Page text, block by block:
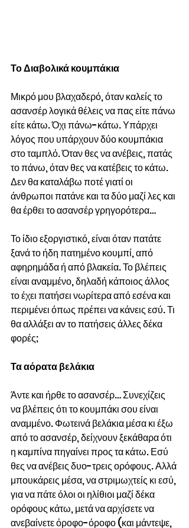
Το Διαβολικά κουμπάκια
Μικρό μου βλαχαδερό, όταν καλείς το
ασανσέρ λογικά θέλεις να πας είτε πάνω
είτε κάτω. Όχι πάνω-κάτω. Υπάρχει
λόγος που υπάρχουν δύο κουμπάκια
στο ταμπλό. Όταν θες να ανέβεις, πατάς
το πάνω, όταν θες να κατέβεις το κάτω.
Δεν θα καταλάβω ποτέ γιατί οι
άνθρωποι πατάνε και τα δύο μαζί λες και
θα έρθει το ασανσέρ γρηγορότερα…
Το ίδιο εξοργιστικό, είναι όταν πατάτε
ξανά το ήδη πατημένο κουμπί, από
αφηρημάδα ή από βλακεία. Το βλέπεις
είναι αναμμένο, δηλαδή κάποιος άλλος
το έχει πατήσει νωρίτερα από εσένα και
περιμένει όπως πρέπει να κάνεις εσύ. Τι
θα αλλάξει αν το πατήσεις άλλες δέκα
φορές;
Τα αόρατα βελάκια
Άντε και ήρθε το ασανσέρ… Συνεχίζεις
να βλέπεις ότι το κουμπάκι σου είναι
αναμμένο. Φωτεινά βελάκια μέσα κι έξω
από το ασανσέρ, δείχνουν ξεκάθαρα ότι
η καμπίνα πηγαίνει προς τα κάτω. Εσύ
θες να ανέβεις δυο-τρεις ορόφους. Αλλά
μπουκάρεις μέσα, να στριμωχτείς κι εσύ,
για να πάτε όλοι οι ηλίθιοι μαζί δέκα
ορόφους κάτω, μετά να αρχίσετε να
ανεβαίνετε όροφο-όροφο (και μάντεψε,